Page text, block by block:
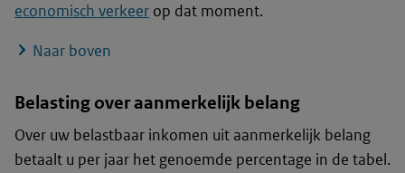
economisch verkeer op dat moment.
Naar boven
Belasting over aanmerkelijk belang
Over uw belastbaar inkomen uit aanmerkelijk belang
betaalt u per jaar het genoemde percentage in de tabel.